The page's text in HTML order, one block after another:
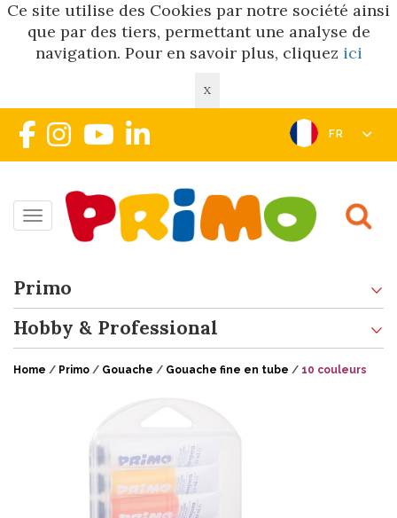
Ce site utilise des Cookies par notre société ainsi
que par des tiers, permettant une analyse de
navigation. Pour en savoir plus, cliquez ici
X
FR
Toggle navigation
Primo
Hobby & Professional
Home / Primo / Gouache / Gouache fine en tube / 10 couleurs